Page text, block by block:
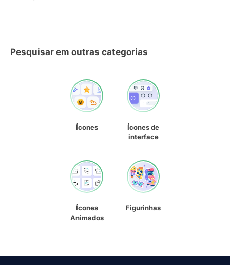
Pesquisar em outras categorias
Ícones
Ícones de
interface
Ícones
Animados
Figurinhas